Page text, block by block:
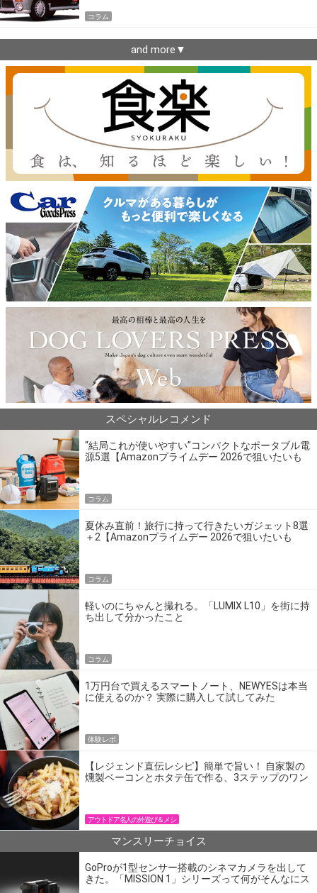
コラム
and more▼
スペシャルレコメンド
“結局これが使いやすい”コンパクトなポータブル電
源5選【Amazonプライムデー 2026で狙いたいも
コラム
夏休み直前！旅行に持って行きたいガジェット8選
＋2【Amazonプライムデー 2026で狙いたいも
コラム
軽いのにちゃんと撮れる。「LUMIX L10」を街に持
ち出して分かったこと
コラム
1万円台で買えるスマートノート、NEWYESは本当
に使えるのか？ 実際に購入して試してみた
体験レポ
【レジェンド直伝レシピ】簡単で旨い！ 自家製の
燻製ベーコンとホタテ缶で作る、3ステップのワン
アウトドア名人の外遊び＆メシ
マンスリーチョイス
GoProが1型センサー搭載のシネマカメラを出して
きた。「MISSION 1」シリーズって何がそんなにス